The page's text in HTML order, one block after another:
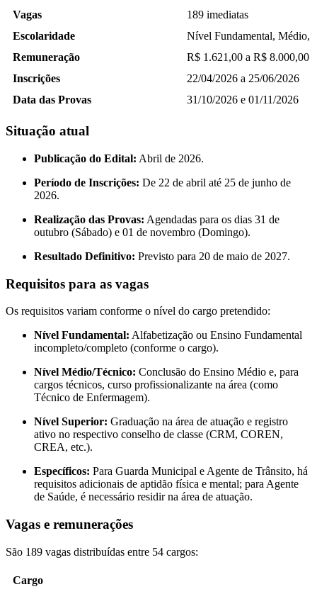
Vagas
189 imediatas
Escolaridade
Nível Fundamental, Médio,
Remuneração
R$ 1.621,00 a R$ 8.000,00
Inscrições
22/04/2026 a 25/06/2026
Data das Provas
31/10/2026 e 01/11/2026
Situação atual
Publicação do Edital: Abril de 2026.
Período de Inscrições: De 22 de abril até 25 de junho de
2026.
Realização das Provas: Agendadas para os dias 31 de
outubro (Sábado) e 01 de novembro (Domingo).
Resultado Definitivo: Previsto para 20 de maio de 2027.
Requisitos para as vagas
Os requisitos variam conforme o nível do cargo pretendido:
Nível Fundamental: Alfabetização ou Ensino Fundamental
incompleto/completo (conforme o cargo).
Nível Médio/Técnico: Conclusão do Ensino Médio e, para
cargos técnicos, curso profissionalizante na área (como
Técnico de Enfermagem).
Nível Superior: Graduação na área de atuação e registro
ativo no respectivo conselho de classe (CRM, COREN,
CREA, etc.).
Específicos: Para Guarda Municipal e Agente de Trânsito, há
requisitos adicionais de aptidão física e mental; para Agente
de Saúde, é necessário residir na área de atuação.
Vagas e remunerações
São 189 vagas distribuídas entre 54 cargos:
Cargo